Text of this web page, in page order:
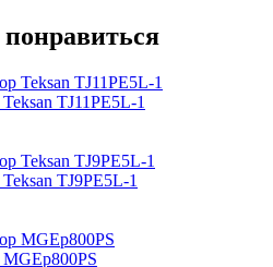
TJ11PE5L-1
TJ9PE5L-1